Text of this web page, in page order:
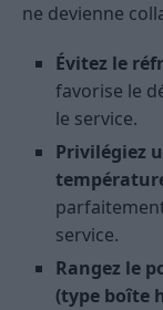
ne devienne
Évitez le
favorise le
le service.
Privilégiez
service.
Rangez le
(type boîte